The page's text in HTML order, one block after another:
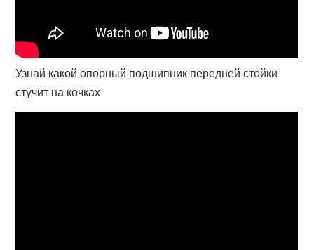
Узнай какой опорный подшипник передней стойки
стучит на кочках